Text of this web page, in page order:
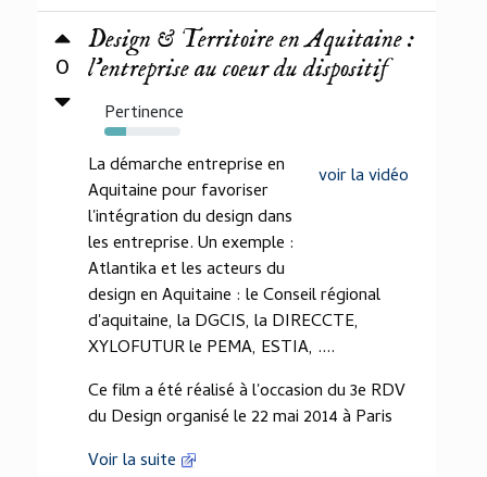
0
Design & Territoire en Aquitaine :
l'entreprise au coeur du dispositif
Pertinence
28%
voir la vidéo
La démarche entreprise en
Aquitaine pour favoriser
l'intégration du design dans
les entreprise. Un exemple :
Atlantika et les acteurs du
design en Aquitaine : le Conseil régional
d'aquitaine, la DGCIS, la DIRECCTE,
XYLOFUTUR le PEMA, ESTIA, ....
Ce film a été réalisé à l'occasion du 3e RDV
du Design organisé le 22 mai 2014 à Paris
Voir la suite